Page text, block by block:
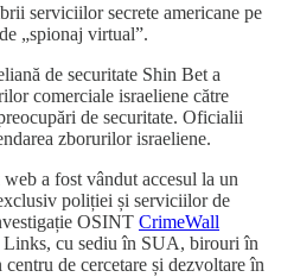
serviciilor secrete americane pe
„spionaj virtual”.
de securitate Shin Bet a
comerciale israeliene către
de securitate. Oficialii
zborurilor israeliene.
web a fost vândut accesul la un
poliției și serviciilor de
OSINT CrimeWall
Links, cu sediu în SUA, birouri în
de cercetare și dezvoltare în